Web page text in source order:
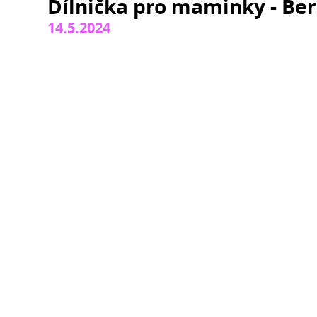
Dílnička pro maminky -
14.5.2024